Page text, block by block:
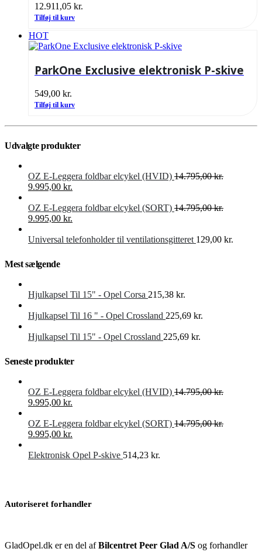
12.911,05 kr.
Tilføj til kurv
HOT
ParkOne Exclusive elektronisk P-skive
549,00 kr.
Tilføj til kurv
Udvalgte produkter
OZ E-Leggera foldbar elcykel (HVID) 14.795,00kr.
Den
pris
var:
9.995,00 kr.
pris
OZ E-Leggera foldbar elcykel (SORT) 14.795,00kr.
Den
pris
14.795,00 kr..
9.995,00 kr.
pris
Universal telefonholder til ventilationsgitteret 129,00 kr.
Mest sælgende
Hjulkapsel Til 15" - Opel Corsa 215,38 kr.
Hjulkapsel Til 16 " - Opel Crossland 225,69 kr.
Hjulkapsel Til 15" - Opel Crossland 225,69 kr.
Seneste produkter
OZ E-Leggera foldbar elcykel (HVID) 14.795,00kr.
Den
pris
var:
9.995,00 kr.
pris
OZ E-Leggera foldbar elcykel (SORT) 14.795,00kr.
Den
pris
9.995,00 kr.
pris
Elektronisk Opel P-skive 514,23 kr.
Autoriseret forhandler
GladOpel.dk er en del afBilcentret Peer Glad A/S og forhandler